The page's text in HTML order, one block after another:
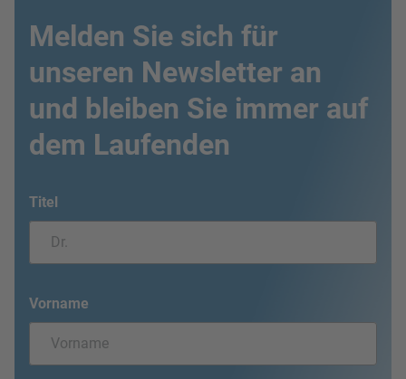
Melden Sie sich für
unseren Newsletter an
und bleiben Sie immer auf
dem Laufenden
Titel
Vorname